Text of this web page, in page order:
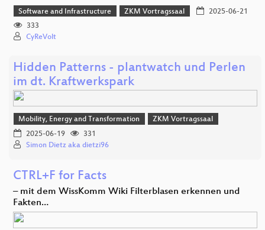
Software and Infrastructure ZKM Vortragssaal
2025-06-21
333
CyReVolt
Hidden Patterns - plantwatch und Perlen
im dt. Kraftwerkspark
Mobility, Energy and Transformation
ZKM Vortragssaal
2025-06-19
331
Simon Dietz aka dietzi96
CTRL+F for Facts
– mit dem WissKomm Wiki Filterblasen erkennen und
Fakten…